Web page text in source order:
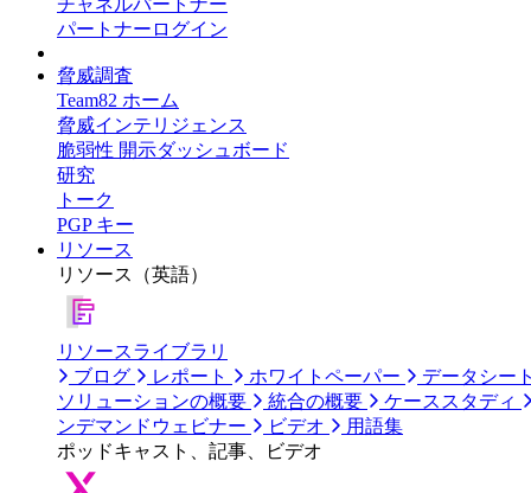
チャネルパートナー
パートナーログイン
脅威調査
Team82 ホーム
脅威インテリジェンス
脆弱性 開示ダッシュボード
研究
トーク
PGP キー
リソース
リソース（英語）
リソースライブラリ
ブログ
レポート ホワイトペーパー
データシー
ソリューションの概要
統合の概要
ケーススタディ
ンデマンドウェビナー
ビデオ
用語集
ポッドキャスト、記事、ビデオ